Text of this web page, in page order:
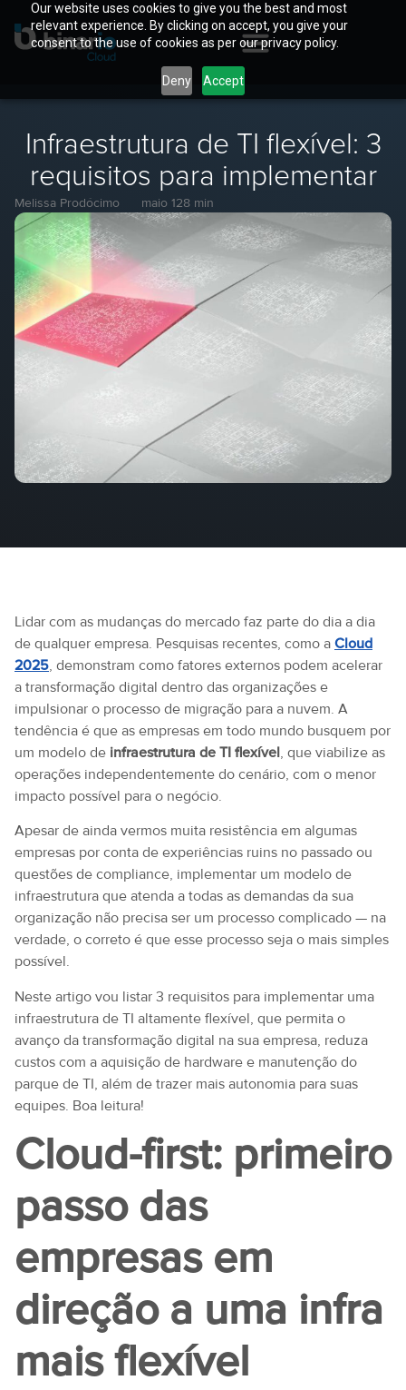
Our website uses cookies to give you the best and most
relevant experience. By clicking on accept, you give your
consent to the use of cookies as per our privacy policy.
Deny Accept
Infraestrutura de TI flexível: 3
requisitos para implementar
Melissa Prodócimo maio 128 min
Lidar com as mudanças do mercado faz parte do dia a dia
de qualquer empresa. Pesquisas recentes, como a Cloud
2025, demonstram como fatores externos podem acelerar
a transformação digital dentro das organizações e
impulsionar o processo de migração para a nuvem. A
tendência é que as empresas em todo mundo busquem por
um modelo de infraestrutura de TI flexível, que viabilize as
operações independentemente do cenário, com o menor
impacto possível para o negócio.
Apesar de ainda vermos muita resistência em algumas
empresas por conta de experiências ruins no passado ou
questões de compliance, implementar um modelo de
infraestrutura que atenda a todas as demandas da sua
organização não precisa ser um processo complicado — na
verdade, o correto é que esse processo seja o mais simples
possível.
Neste artigo vou listar 3 requisitos para implementar uma
infraestrutura de TI altamente flexível, que permita o
avanço da transformação digital na sua empresa, reduza
custos com a aquisição de hardware e manutenção do
parque de TI, além de trazer mais autonomia para suas
equipes. Boa leitura!
Cloud-first: primeiro
passo das
empresas em
direção a uma infra
mais flexível